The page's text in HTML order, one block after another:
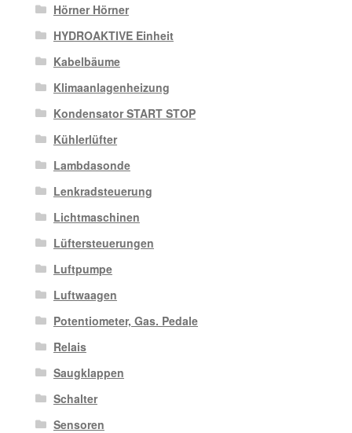
Hörner Hörner
HYDROAKTIVE Einheit
Kabelbäume
Klimaanlagenheizung
Kondensator START STOP
Kühlerlüfter
Lambdasonde
Lenkradsteuerung
Lichtmaschinen
Lüftersteuerungen
Luftpumpe
Luftwaagen
Potentiometer, Gas. Pedale
Relais
Saugklappen
Schalter
Sensoren